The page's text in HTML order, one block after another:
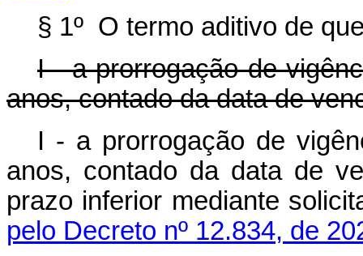
§ 1º O termo aditivo de
I - a prorrogação de
anos, contado da data de
I - a prorrogação de
anos, contado da data de
prazo inferior mediante
pelo Decreto nº 12.834, de